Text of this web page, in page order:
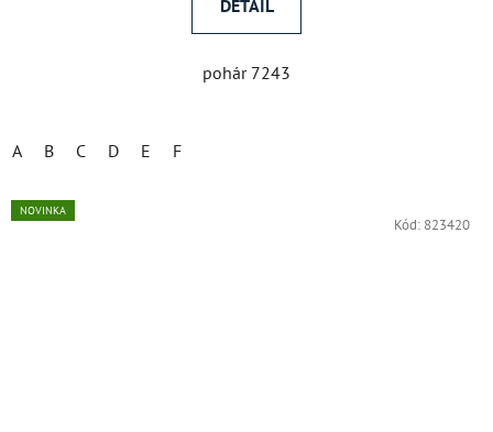
DETAIL
pohár 7243
A B C D E F
NOVINKA
Kód: 823420